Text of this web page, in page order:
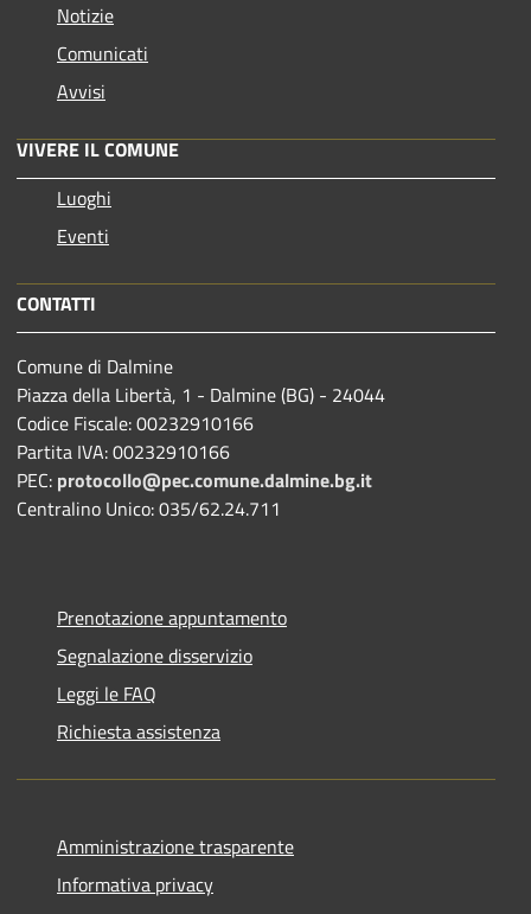
Notizie
Comunicati
Avvisi
VIVERE IL COMUNE
Luoghi
Eventi
CONTATTI
Comune di Dalmine
Piazza della Libertà, 1 - Dalmine (BG) - 24044
Codice Fiscale: 00232910166
Partita IVA: 00232910166
PEC: protocollo@pec.comune.dalmine.bg.it
Centralino Unico: 035/62.24.711
Prenotazione appuntamento
Segnalazione disservizio
Leggi le FAQ
Richiesta assistenza
Amministrazione trasparente
Informativa privacy